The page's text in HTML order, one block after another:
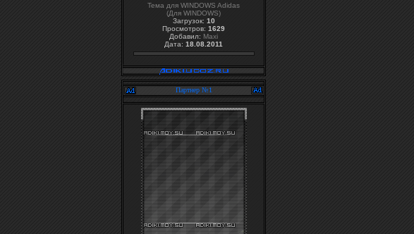
Тема для WINDOWS Adidas
(Для WINDOWS)
Загрузок: 10
Просмотров: 1629
Добавил: Maxi
Дата: 18.08.2011
Партнер №1